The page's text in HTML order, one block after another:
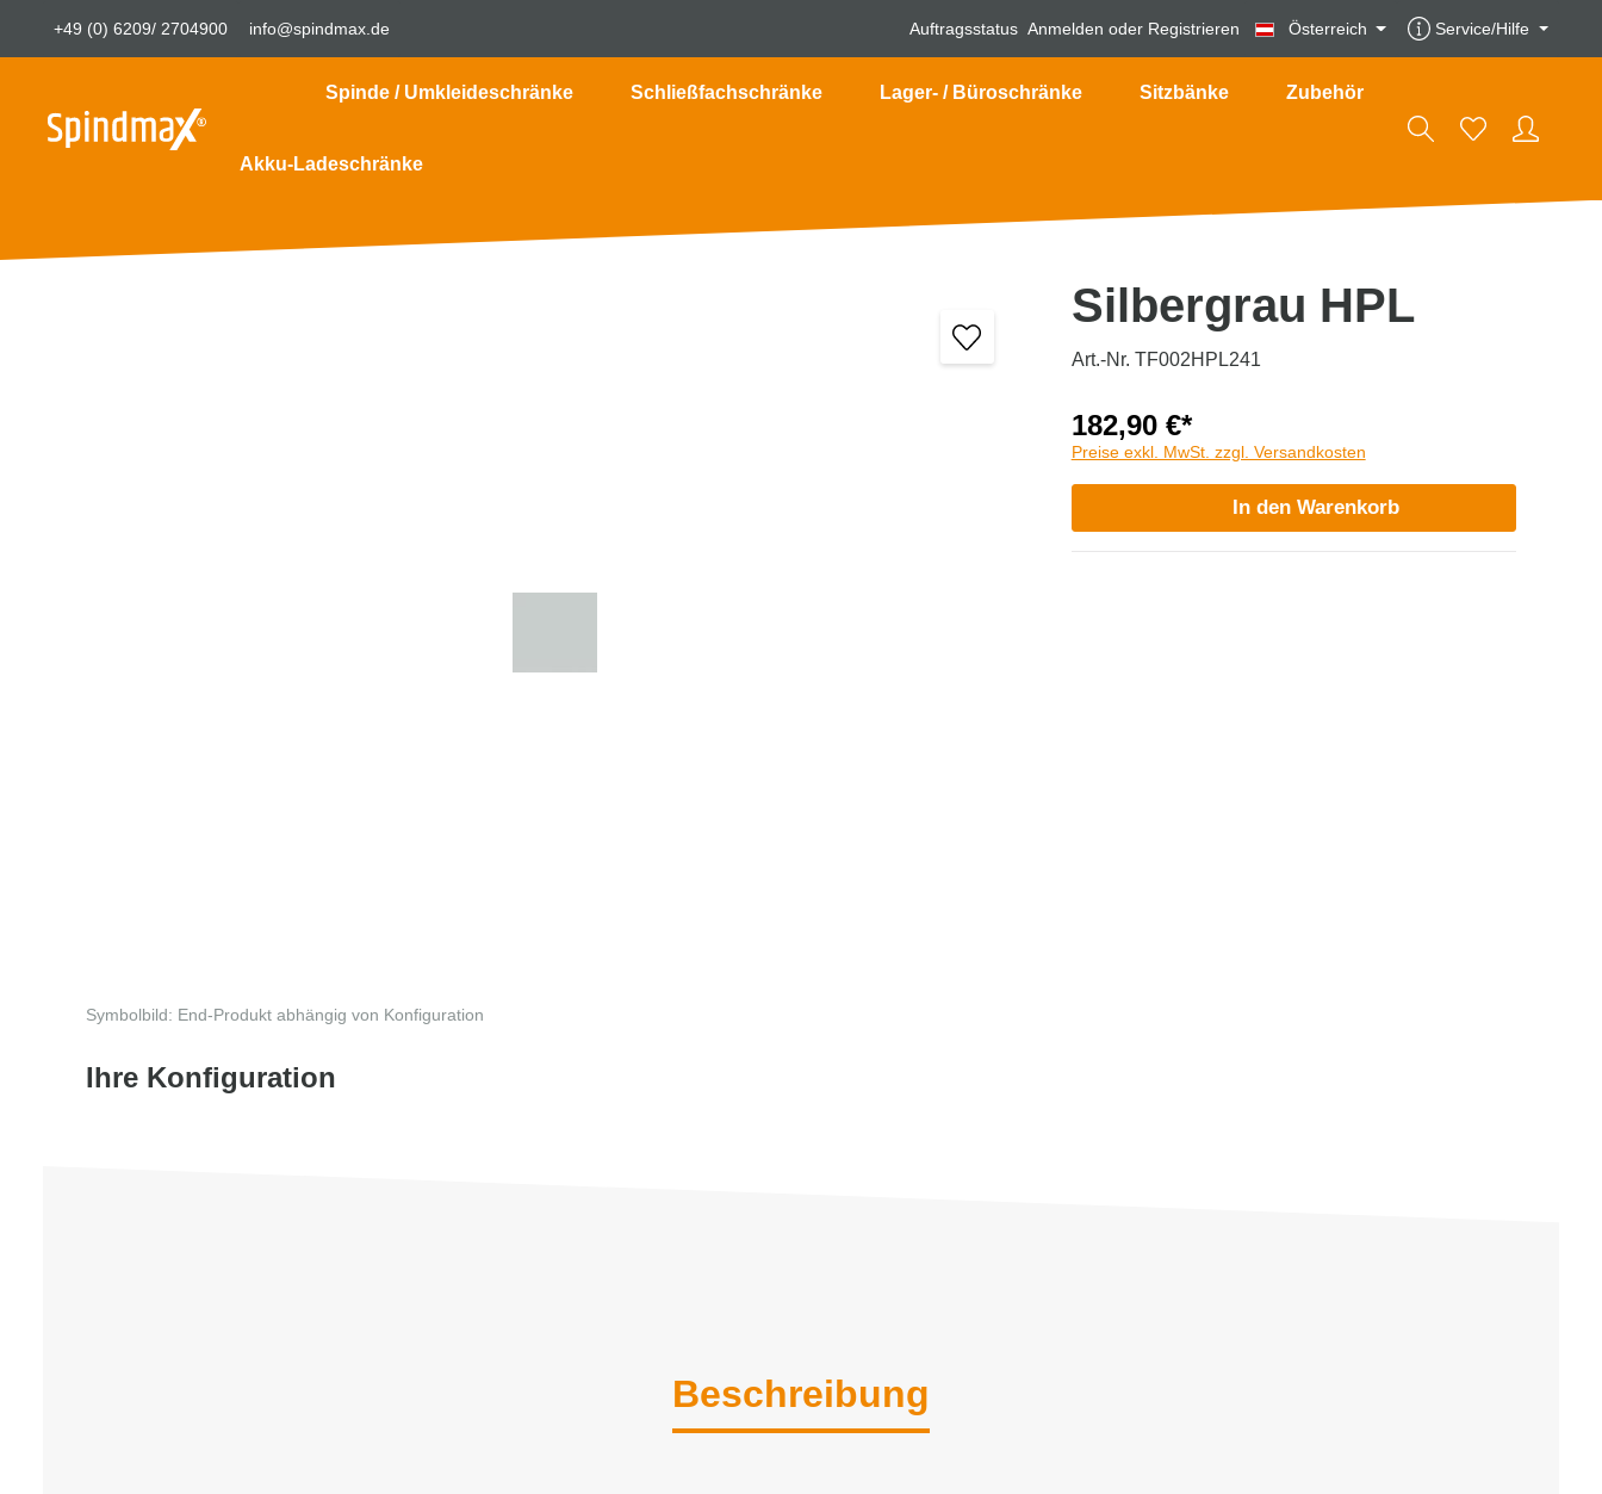
+49 (0) 6209/ 2704900 info@spindmax.de Auftragsstatus Anmelden oder Registrieren Österreich Service/Hilfe
Spinde / Umkleideschränke Schließfachschränke Lager- / Büroschränke Sitzbänke Zubehör
Akku-Ladeschränke
Symbolbild: End-Produkt abhängig von Konfiguration
Ihre Konfiguration
Silbergrau HPL
Art.-Nr. TF002HPL241
182,90 €*
Preise exkl. MwSt. zzgl. Versandkosten
In den Warenkorb
Beschreibung